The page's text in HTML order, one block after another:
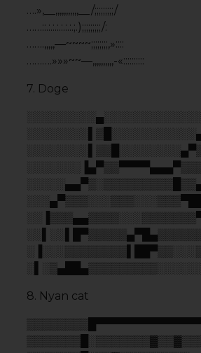
8. Nyan cat
9. cat
／ ¯¯｀フ
, » ｀ ｀ / !
, ‘ レ _, -‘ ミ
; `ミ __,xノﾞ､
,.-‐! ﾐ i ｀ヽ
//´｀｀､ ミ